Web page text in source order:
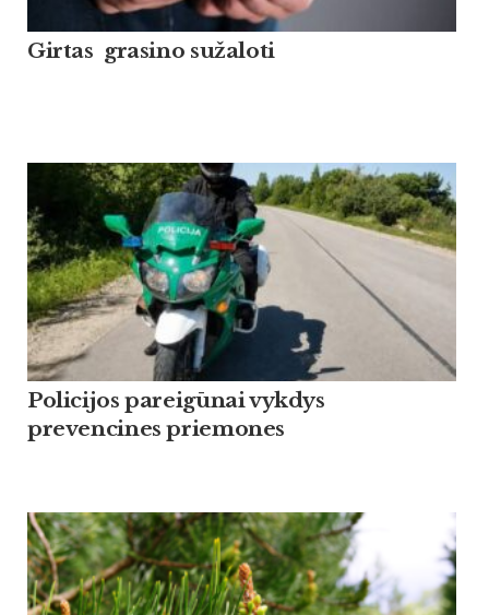
Girtas grasino sužaloti
Policijos pareigūnai vykdys
prevencines priemones